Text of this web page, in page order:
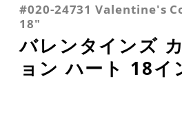
#020-24731 Valentine's
18"
バレンタインズ
ョン ハート 18イ